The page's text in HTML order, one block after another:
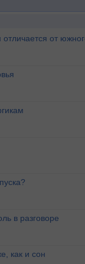
от
в разговоре
как и сон